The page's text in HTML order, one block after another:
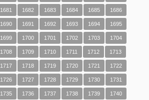
1681 1682 1683 1684 1685 1686
1690 1691 1692 1693 1694 1695
1699 1700 1701 1702 1703 1704
1708 1709 1710 1711 1712 1713
1717 1718 1719 1720 1721 1722
1726 1727 1728 1729 1730 1731
1735 1736 1737 1738 1739 1740